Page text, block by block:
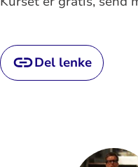
Del lenke